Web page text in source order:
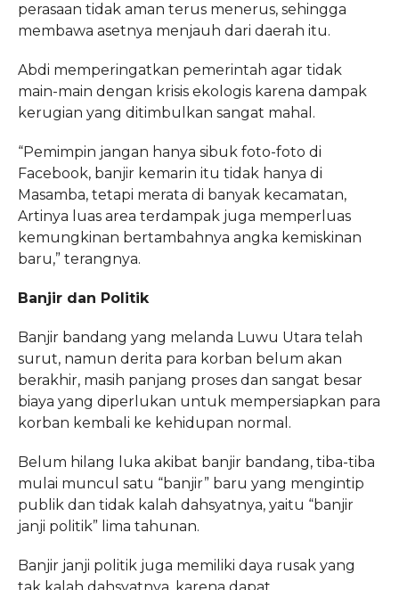
perasaan tidak aman terus menerus, sehingga
membawa asetnya menjauh dari daerah itu.
Abdi memperingatkan pemerintah agar tidak
main-main dengan krisis ekologis karena dampak
kerugian yang ditimbulkan sangat mahal.
“Pemimpin jangan hanya sibuk foto-foto di
Facebook, banjir kemarin itu tidak hanya di
Masamba, tetapi merata di banyak kecamatan,
Artinya luas area terdampak juga memperluas
kemungkinan bertambahnya angka kemiskinan
baru,” terangnya.
Banjir dan Politik
Banjir bandang yang melanda Luwu Utara telah
surut, namun derita para korban belum akan
berakhir, masih panjang proses dan sangat besar
biaya yang diperlukan untuk mempersiapkan para
korban kembali ke kehidupan normal.
Belum hilang luka akibat banjir bandang, tiba-tiba
mulai muncul satu “banjir” baru yang mengintip
publik dan tidak kalah dahsyatnya, yaitu “banjir
janji politik” lima tahunan.
Banjir janji politik juga memiliki daya rusak yang